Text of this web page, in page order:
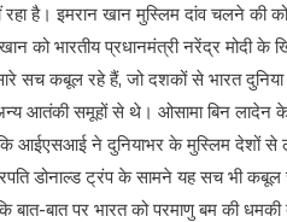
है। इमरान खान मुस्लिम दांव चलने की
खान को भारतीय प्रधानमंत्री नरेंद्र
सच कबूल रहे हैं, जो दशकों से भारत
आतंकी समूहों से थे। ओसामा बिन लादेन
आईएसआई ने दुनियाभर के मुस्लिम देशों से
डोनाल्ड ट्रंप के सामने यह सच भी
बात-बात पर भारत को परमाणु बम की